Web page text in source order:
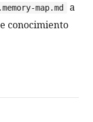
.memory-map.md
a
conocimiento